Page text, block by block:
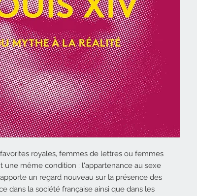
favorites royales, femmes de lettres ou femmes
une même condition : l'appartenance au sexe
un regard nouveau sur la présence des
dans la société française ainsi que dans les